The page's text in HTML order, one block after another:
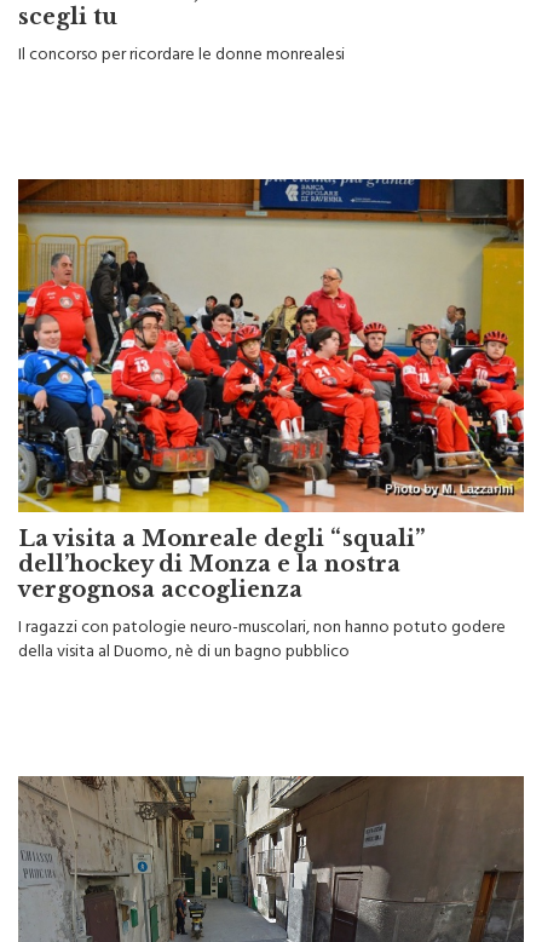
Il concorso per ricordare le donne monrealesi
La visita a Monreale degli “squali”
dell’hockey di Monza e la nostra
vergognosa accoglienza
I ragazzi con patologie neuro-muscolari, non hanno potuto godere
della visita al Duomo, nè di un bagno pubblico